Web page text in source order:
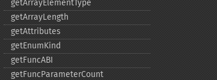
getArrayElementType
getArrayLength
getAttributes
getEnumKind
getFuncABI
getFuncParameterCount